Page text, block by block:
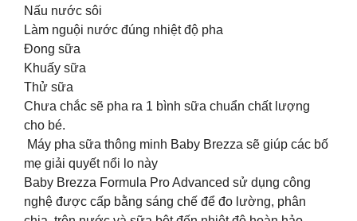
Nấu nước sôi
Làm nguội nước đúng nhiệt độ pha
Đong sữa
Khuấy sữa
Thử sữa
Chưa chắc sẽ pha ra 1 bình sữa chuẩn chất lượng
cho bé.
️ Máy pha sữa thông minh Baby Brezza sẽ giúp các bố
mẹ giải quyết nổi lo này
Baby Brezza Formula Pro Advanced sử dụng công
nghệ được cấp bằng sáng chế để đo lường, phân